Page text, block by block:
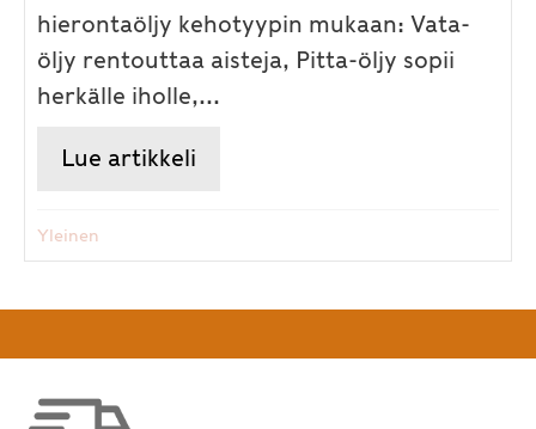
hierontaöljy kehotyypin mukaan: Vata-
öljy rentouttaa aisteja, Pitta-öljy sopii
herkälle iholle,...
Lue artikkeli
Yleinen